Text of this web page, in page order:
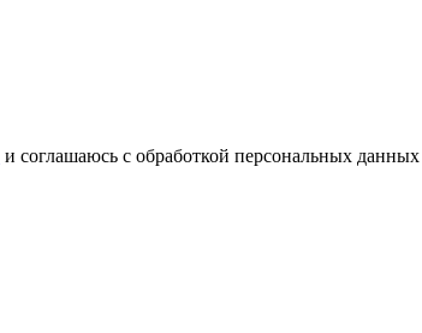
и соглашаюсь с обработкой персональных данных